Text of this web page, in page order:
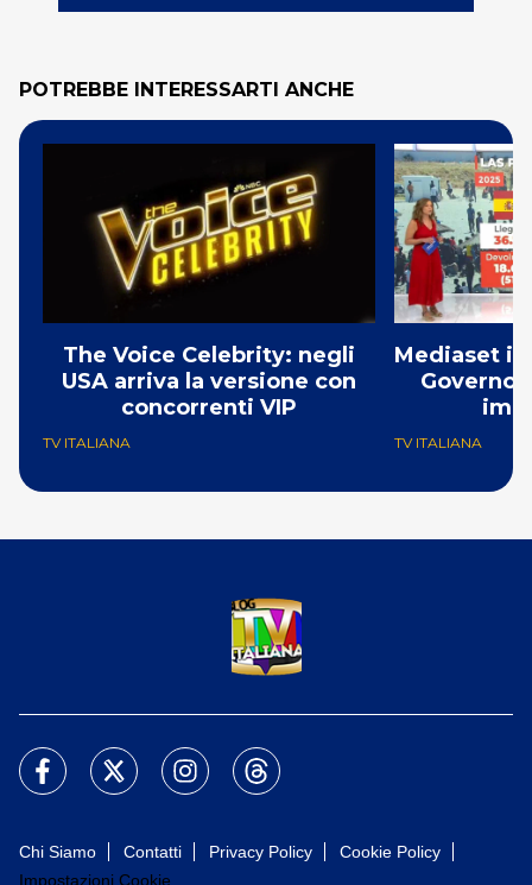
POTREBBE INTERESSARTI ANCHE
The Voice Celebrity: negli
USA arriva la versione con
concorrenti VIP
TV ITALIANA
Mediaset
Governo
TV ITALIANA
Chi Siamo Contatti Privacy Policy
Cookie Policy
Impostazioni Cookie